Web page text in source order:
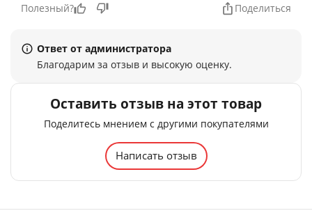
Полезный? Поделиться
Ответ от администратора
Благодарим за отзыв и высокую оценку.
Оставить отзыв на этот товар
Поделитесь мнением с другими покупателями
Написать отзыв